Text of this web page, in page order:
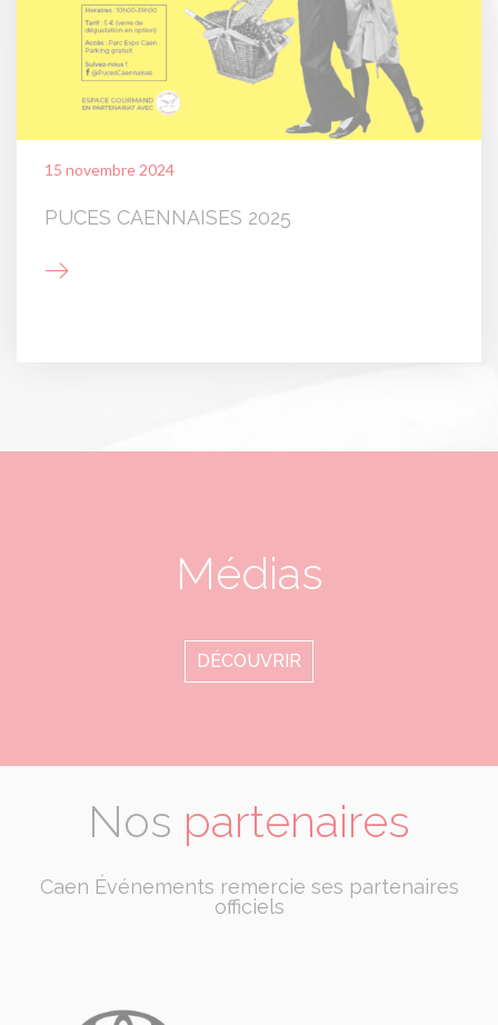
15 novembre 2024
PUCES CAENNAISES 2025
Médias
DÉCOUVRIR
Nos partenaires
Caen Événements remercie ses partenaires
officiels